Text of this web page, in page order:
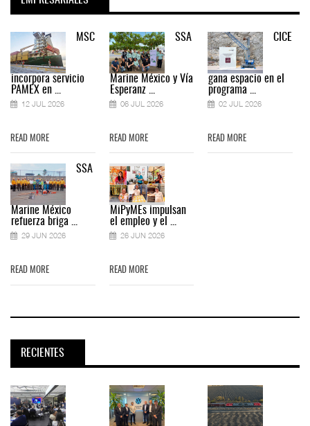
MSC
incorpora servicio
PAMEX en ...
12 JUL 2026
READ MORE
SSA
Marine México
refuerza briga ...
29 JUN 2026
READ MORE
SSA
Marine México y Vía
Esperanz ...
06 JUL 2026
READ MORE
MiPyMEs impulsan
el empleo y el ...
26 JUN 2026
READ MORE
CICE
gana espacio en el
programa ...
02 JUL 2026
READ MORE
RECIENTES